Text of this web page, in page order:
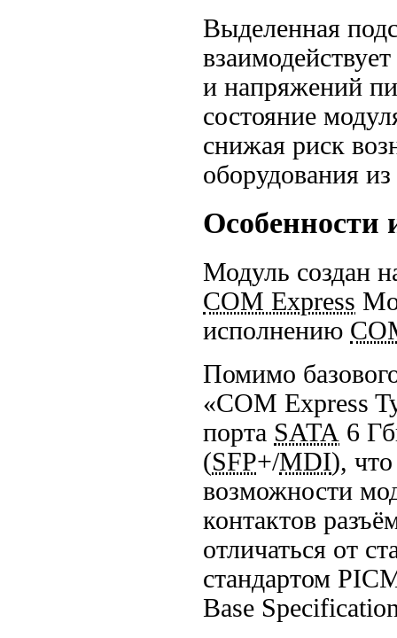
Выделенная
и напряжений
состояние
снижая риск
оборудования из
Особенности
Модуль создан
COM Express
исполнению
Помимо
«COM Express
порта SATA 6
(SFP+/MDI),
возможности
контактов
отличаться от
стандартом
Base